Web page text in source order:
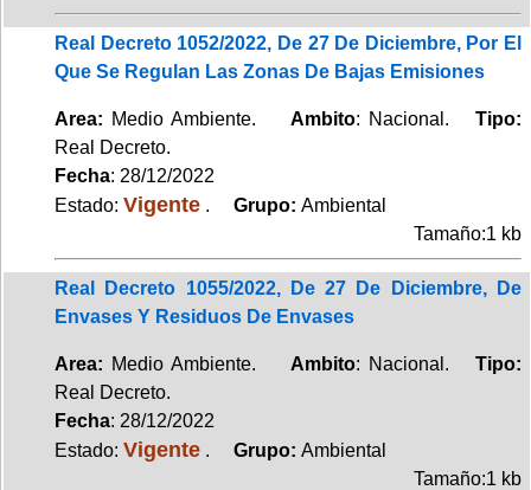
Real Decreto 1052/2022, De 27 De Diciembre, Por El
Que Se Regulan Las Zonas De Bajas Emisiones
Area: Medio Ambiente.Ambito: Nacional.Tipo:
Real Decreto.
Fecha: 28/12/2022
Estado: Vigente . Grupo: Ambiental
Tamaño:1 kb
Real Decreto 1055/2022, De 27 De Diciembre, De
Envases Y Residuos De Envases
Area: Medio Ambiente. Ambito: Nacional.Tipo:
Real Decreto.
Fecha: 28/12/2022
Estado: Vigente . Grupo: Ambiental
Tamaño:1 kb